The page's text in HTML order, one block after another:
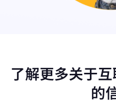
了解更多关于
的